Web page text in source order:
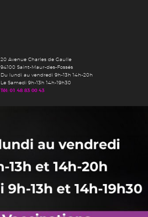
20 Avenue Charles de Gaulle
94100 Saint-Maur-des-Fossés
Du lundi au vendredi 9h-13h 14h-20h
Le Samedi 9h-13h 14h-19h30
Tél: 01 48 83 00 43